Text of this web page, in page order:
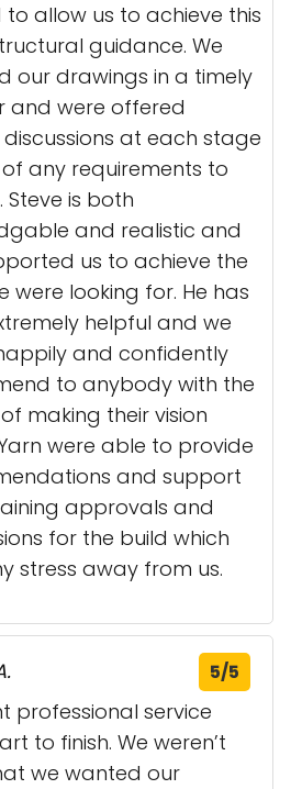
allow us to achieve this
guidance. We
our drawings in a timely
and were offered
at each stage
any requirements to
Steve is both
and realistic and
us to achieve the
were looking for. He has
helpful and we
and confidently
to anybody with the
making their vision
were able to provide
and support
approvals and
for the build which
stress away from us.
5/5
professional service
to finish. We weren’t
we wanted our